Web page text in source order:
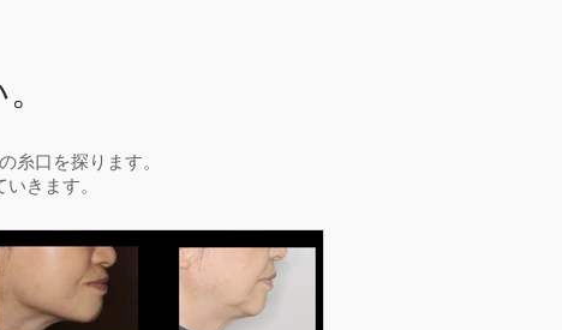
糸口を探ります。
きます。